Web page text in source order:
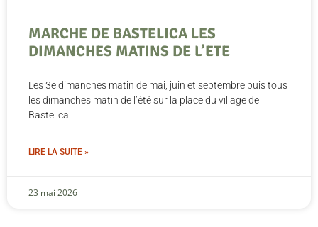
MARCHE DE BASTELICA LES
DIMANCHES MATINS DE L’ETE
Les 3e dimanches matin de mai, juin et septembre puis tous
les dimanches matin de l’été sur la place du village de
Bastelica.
LIRE LA SUITE »
23 mai 2026